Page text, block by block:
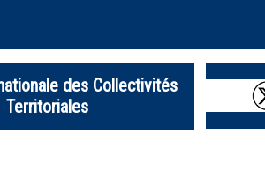
des Collectivités
Territoriales